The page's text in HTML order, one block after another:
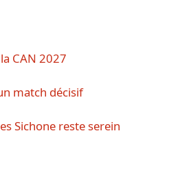
CAN 2027
match décisif
Sichone reste serein